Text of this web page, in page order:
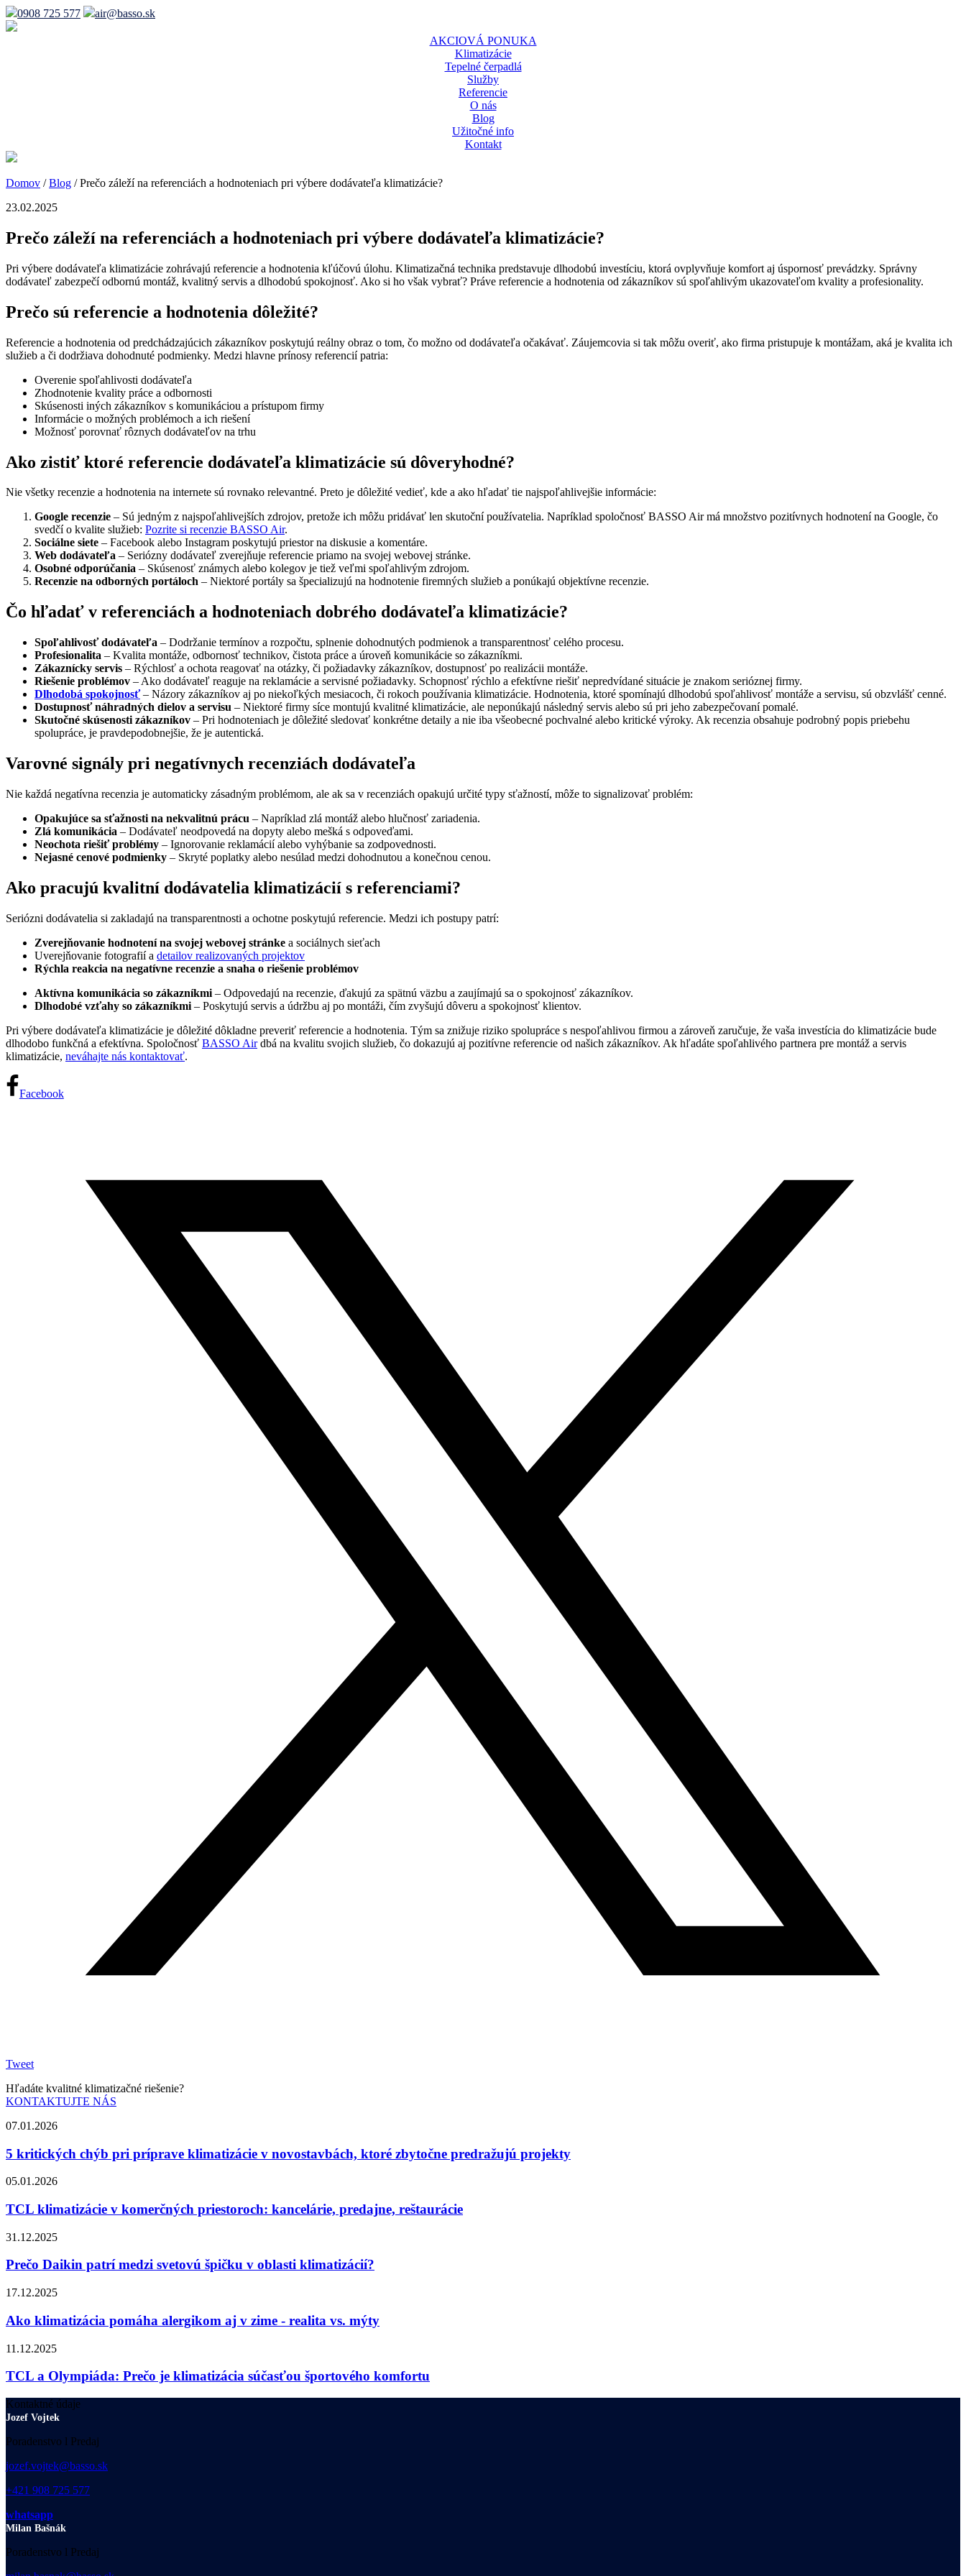
0908 725 577 air@basso.sk
AKCIOVÁ PONUKA
Klimatizácie
Tepelné čerpadlá
Služby
Referencie
O nás
Blog
Užitočné info
Kontakt
Domov /Blog /Prečo záleží na referenciách a hodnoteniach pri výbere dodávateľa klimatizácie?
23.02.2025
Prečo záleží na referenciách a hodnoteniach pri výbere dodávateľa klimatizácie?
Pri výbere dodávateľa klimatizácie zohrávajú referencie a hodnotenia kľúčovú úlohu. Klimatizačná technika predstavuje dlhodobú investíciu, ktorá ovplyvňuje komfort aj úspornosť prevádzky. Správny
dodávateľ zabezpečí odbornú montáž, kvalitný servis a dlhodobú spokojnosť. Ako si ho však vybrať? Práve referencie a hodnotenia od zákazníkov sú spoľahlivým ukazovateľom kvality a profesionality.
Prečo sú referencie a hodnotenia dôležité?
Referencie a hodnotenia od predchádzajúcich zákazníkov poskytujú reálny obraz o tom, čo možno od dodávateľa očakávať. Záujemcovia si tak môžu overiť, ako firma pristupuje k montážam, aká je kvalita ich
služieb a či dodržiava dohodnuté podmienky. Medzi hlavne prínosy referencií patria:
Overenie spoľahlivosti dodávateľa
Zhodnotenie kvality práce a odbornosti
Skúsenosti iných zákazníkov s komunikáciou a prístupom firmy
Informácie o možných problémoch a ich riešení
Možnosť porovnať rôznych dodávateľov na trhu
Ako zistiť ktoré referencie dodávateľa klimatizácie sú dôveryhodné?
Nie všetky recenzie a hodnotenia na internete sú rovnako relevantné. Preto je dôležité vedieť, kde a ako hľadať tie najspoľahlivejšie informácie:
Google recenzie – Sú jedným z najspoľahlivejších zdrojov, pretože ich môžu pridávať len skutoční používatelia. Napríklad spoločnosť BASSO Air má množstvo pozitívnych hodnotení na Google, čo
svedčí o kvalite služieb: Pozrite si recenzie BASSO Air.
Sociálne siete – Facebook alebo Instagram poskytujú priestor na diskusie a komentáre.
Web dodávateľa – Seriózny dodávateľ zverejňuje referencie priamo na svojej webovej stránke.
Osobné odporúčania – Skúsenosť známych alebo kolegov je tiež veľmi spoľahlivým zdrojom.
Recenzie na odborných portáloch – Niektoré portály sa špecializujú na hodnotenie firemných služieb a ponúkajú objektívne recenzie.
Čo hľadať v referenciách a hodnoteniach dobrého dodávateľa klimatizácie?
Spoľahlivosť dodávateľa – Dodržanie termínov a rozpočtu, splnenie dohodnutých podmienok a transparentnosť celého procesu.
Profesionalita – Kvalita montáže, odbornosť technikov, čistota práce a úroveň komunikácie so zákazníkmi.
Zákaznícky servis – Rýchlosť a ochota reagovať na otázky, či požiadavky zákazníkov, dostupnosť po realizácii montáže.
Riešenie problémov – Ako dodávateľ reaguje na reklamácie a servisné požiadavky. Schopnosť rýchlo a efektívne riešiť nepredvídané situácie je znakom serióznej firmy.
Dlhodobá spokojnosť– Názory zákazníkov aj po niekoľkých mesiacoch, či rokoch používania klimatizácie. Hodnotenia, ktoré spomínajú dlhodobú spoľahlivosť montáže a servisu, sú obzvlášť cenné.
Dostupnosť náhradných dielov a servisu – Niektoré firmy síce montujú kvalitné klimatizácie, ale neponúkajú následný servis alebo sú pri jeho zabezpečovaní pomalé.
Skutočné skúsenosti zákazníkov – Pri hodnoteniach je dôležité sledovať konkrétne detaily a nie iba všeobecné pochvalné alebo kritické výroky. Ak recenzia obsahuje podrobný popis priebehu
spolupráce, je pravdepodobnejšie, že je autentická.
Varovné signály pri negatívnych recenziách dodávateľa
Nie každá negatívna recenzia je automaticky zásadným problémom, ale ak sa v recenziách opakujú určité typy sťažností, môže to signalizovať problém:
Opakujúce sa sťažnosti na nekvalitnú prácu – Napríklad zlá montáž alebo hlučnosť zariadenia.
Zlá komunikácia – Dodávateľ neodpovedá na dopyty alebo mešká s odpoveďami.
Neochota riešiť problémy – Ignorovanie reklamácií alebo vyhýbanie sa zodpovednosti.
Nejasné cenové podmienky – Skryté poplatky alebo nesúlad medzi dohodnutou a konečnou cenou.
Ako pracujú kvalitní dodávatelia klimatizácií s referenciami?
Seriózni dodávatelia si zakladajú na transparentnosti a ochotne poskytujú referencie. Medzi ich postupy patrí:
Zverejňovanie hodnotení na svojej webovej stránke a sociálnych sieťach
Uverejňovanie fotografií a detailov realizovaných projektov
Rýchla reakcia na negatívne recenzie a snaha o riešenie problémov
Aktívna komunikácia so zákazníkmi – Odpovedajú na recenzie, ďakujú za spätnú väzbu a zaujímajú sa o spokojnosť zákazníkov.
Dlhodobé vzťahy so zákazníkmi – Poskytujú servis a údržbu aj po montáži, čím zvyšujú dôveru a spokojnosť klientov.
Pri výbere dodávateľa klimatizácie je dôležité dôkladne preveriť referencie a hodnotenia. Tým sa znižuje riziko spolupráce s nespoľahlivou firmou a zároveň zaručuje, že vaša investícia do klimatizácie bude
dlhodobo funkčná a efektívna. Spoločnosť BASSO Airdbá na kvalitu svojich služieb, čo dokazujú aj pozitívne referencie od našich zákazníkov. Ak hľadáte spoľahlivého partnera pre montáž a servis
klimatizácie, neváhajte nás kontaktovať.
Facebook
Tweet
Hľadáte kvalitné klimatizačné riešenie?
KONTAKTUJTE NÁS
07.01.2026
5 kritických chýb pri príprave klimatizácie v novostavbách, ktoré zbytočne predražujú projekty
05.01.2026
TCL klimatizácie v komerčných priestoroch: kancelárie, predajne, reštaurácie
31.12.2025
Prečo Daikin patrí medzi svetovú špičku v oblasti klimatizácií?
17.12.2025
Ako klimatizácia pomáha alergikom aj v zime - realita vs. mýty
11.12.2025
TCL a Olympiáda: Prečo je klimatizácia súčasťou športového komfortu
Kontaktné údaje
Jozef Vojtek
Poradenstvo l Predaj
jozef.vojtek@basso.sk
+421 908 725 577
whatsapp
Milan Bašnák
Poradenstvo l Predaj